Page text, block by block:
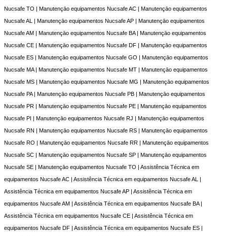
Nucsafe TO | Manutençāo equipamentos Nucsafe AC | Manutençāo equipamentos
Nucsafe AL | Manutençāo equipamentos Nucsafe AP | Manutençāo equipamentos
Nucsafe AM | Manutençāo equipamentos Nucsafe BA | Manutençāo equipamentos
Nucsafe CE | Manutençāo equipamentos Nucsafe DF | Manutençāo equipamentos
Nucsafe ES | Manutençāo equipamentos Nucsafe GO | Manutençāo equipamentos
Nucsafe MA | Manutençāo equipamentos Nucsafe MT | Manutençāo equipamentos
Nucsafe MS | Manutençāo equipamentos Nucsafe MG | Manutençāo equipamentos
Nucsafe PA | Manutençāo equipamentos Nucsafe PB | Manutençāo equipamentos
Nucsafe PR | Manutençāo equipamentos Nucsafe PE | Manutençāo equipamentos
Nucsafe PI | Manutençāo equipamentos Nucsafe RJ | Manutençāo equipamentos
Nucsafe RN | Manutençāo equipamentos Nucsafe RS | Manutençāo equipamentos
Nucsafe RO | Manutençāo equipamentos Nucsafe RR | Manutençāo equipamentos
Nucsafe SC | Manutençāo equipamentos Nucsafe SP | Manutençāo equipamentos
Nucsafe SE | Manutençāo equipamentos Nucsafe TO | Assistência Técnica em
equipamentos Nucsafe AC | Assistência Técnica em equipamentos Nucsafe AL |
Assistência Técnica em equipamentos Nucsafe AP | Assistência Técnica em
equipamentos Nucsafe AM | Assistência Técnica em equipamentos Nucsafe BA |
Assistência Técnica em equipamentos Nucsafe CE | Assistência Técnica em
equipamentos Nucsafe DF | Assistência Técnica em equipamentos Nucsafe ES |